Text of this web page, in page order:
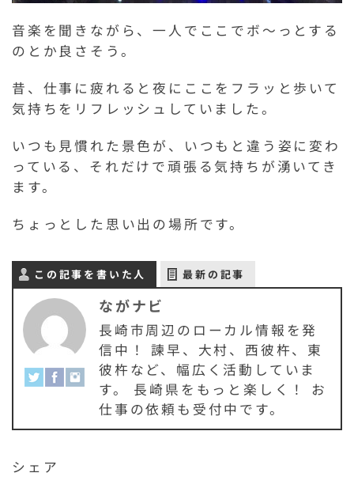
音楽を聞きながら、一人でここでボ～っとする
のとか良さそう。
昔、仕事に疲れると夜にここをフラッと歩いて
気持ちをリフレッシュしていました。
いつも見慣れた景色が、いつもと違う姿に変わ
っている、それだけで頑張る気持ちが湧いてき
ます。
ちょっとした思い出の場所です。
この記事を書いた人 最新の記事
ながナビ
長崎市周辺のローカル情報を発
信中！ 諫早、大村、西彼杵、東
彼杵など、幅広く活動していま
す。 長崎県をもっと楽しく！ お
仕事の依頼も受付中です。
シェア